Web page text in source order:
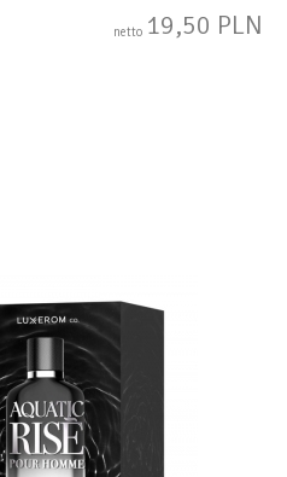
netto 19,50 PLN